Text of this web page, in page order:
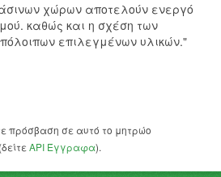
χώρων αποτελούν ενεργό
καθώς και η σχέση των
επιλεγμένων υλικών."
πρόσβαση σε αυτό το μητρώο
(δείτε API Έγγραφα).